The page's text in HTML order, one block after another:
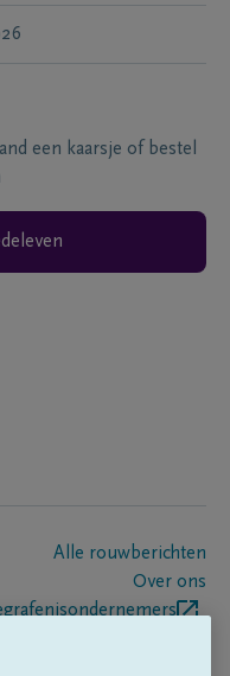
een kaarsje of bestel
Alle rouwberichten
Over ons